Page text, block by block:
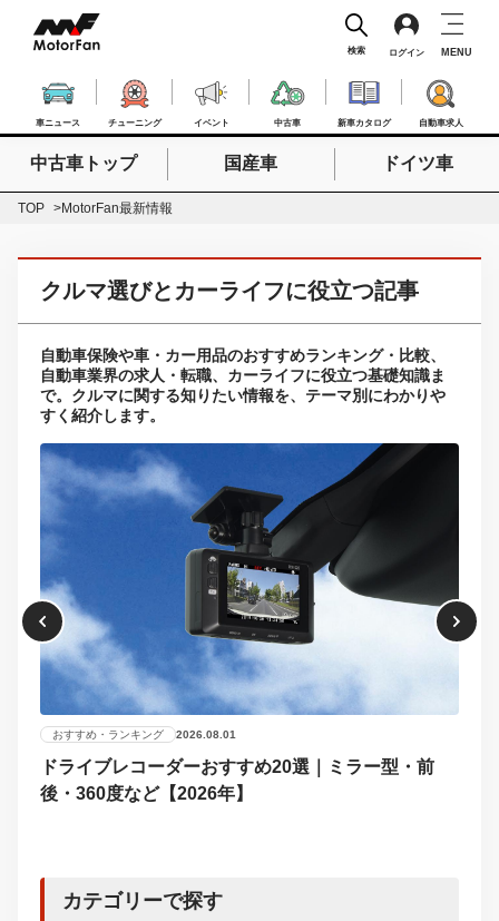
車ニュース チューニング イベント 中古車 新車カタログ 自動車求人
検索 ログイン MENU
検索したいキーワードを入力
中古車トップ 国産車 ドイツ車
TOP MotorFan最新情報
クルマ選びとカーライフに役立つ記事
自動車保険や車・カー用品のおすすめランキング・比較、
自動車業界の求人・転職、カーライフに役立つ基礎知識ま
で。クルマに関する知りたい情報を、テーマ別にわかりや
すく紹介します。
おすすめ・ランキング 2026.08.01
ドライブレコーダーおすすめ20選｜ミラー型・前
後・360度など【2026年】
カテゴリーで探す